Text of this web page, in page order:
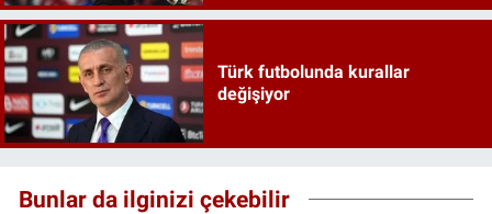
Türk futbolunda kurallar
değişiyor
Bunlar da ilginizi çekebilir